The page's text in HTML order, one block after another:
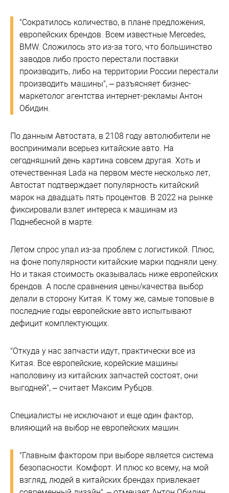
"Сократилось количество, в плане предложения,
европейских брендов. Всем известные Mercedes,
BMW. Сложилось это из-за того, что большинство
заводов либо просто перестали поставки
производить, либо на территории России перестали
производить машины", – разъясняет бизнес-
маркетолог агентства интернет-рекламы Антон
Обидин.
По данным Автостата, в 2108 году автолюбители не
воспринимали всерьез китайские авто. На
сегодняшний день картина совсем другая. Хоть и
отечественная Lada на первом месте несколько лет,
Автостат подтверждает популярность китайский
марок на двадцать пять процентов. В 2022 на рынке
фиксировали взлет интереса к машинам из
Поднебесной в марте.
Летом спрос упал из-за проблем с логистикой. Плюс,
на фоне популярности китайские марки подняли цену.
Но и такая стоимость оказывалась ниже европейских
брендов. А после сравнения цены/качества выбор
делали в сторону Китая. К тому же, самые топовые в
последние годы европейские авто испытывают
дефицит комплектующих.
"Откуда у нас запчасти идут, практически все из
Китая. Все европейские, корейские машины
наполовину из китайских запчастей состоят, они
выгодней", – считает Максим Рубцов.
Специалисты не исключают и еще один фактор,
влияющий на выбор не европейских машин.
"Главным фактором при выборе является система
безопасности. Комфорт. И плюс ко всему, на мой
взгляд, людей в китайских брендах привлекает